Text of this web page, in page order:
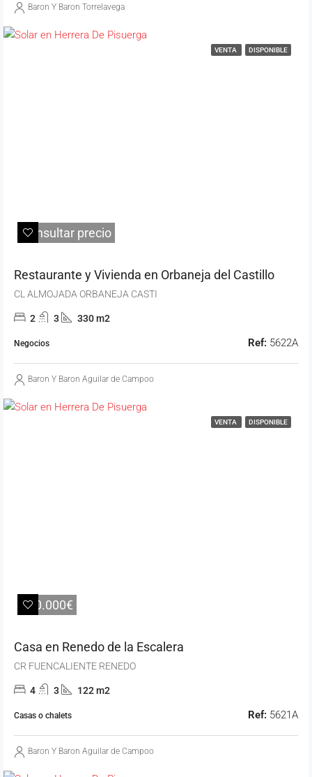
Baron Y Baron Torrelavega
VENTA DISPONIBLE
Consultar precio
Restaurante y Vivienda en Orbaneja del Castillo
CL ALMOJADA ORBANEJA CASTI
2 3 330 m2
Negocios Ref: 5622A
Baron Y Baron Aguilar de Campoo
VENTA DISPONIBLE
110.000€
Casa en Renedo de la Escalera
CR FUENCALIENTE RENEDO
4 3 122 m2
Casas o chalets Ref: 5621A
Baron Y Baron Aguilar de Campoo